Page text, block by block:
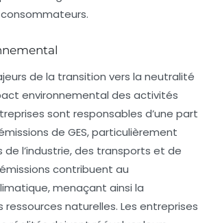
de la transition vers la neutralité
environnemental des activités
sont responsables d’une part
de GES, particulièrement
de l’industrie, des transports et de
contribuent au
menaçant ainsi la
naturelles. Les entreprises